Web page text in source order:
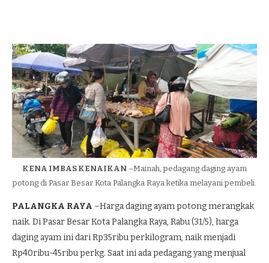
KENA IMBAS KENAIKAN –Mainah, pedagang daging ayam
potong di Pasar Besar Kota Palangka Raya ketika melayani pembeli.
PALANGKA RAYA –Harga daging ayam potong merangkak
naik. Di Pasar Besar Kota Palangka Raya, Rabu (31/5), harga
daging ayam ini dari Rp35ribu perkilogram, naik menjadi
Rp40ribu-45ribu perkg. Saat ini ada pedagang yang menjual